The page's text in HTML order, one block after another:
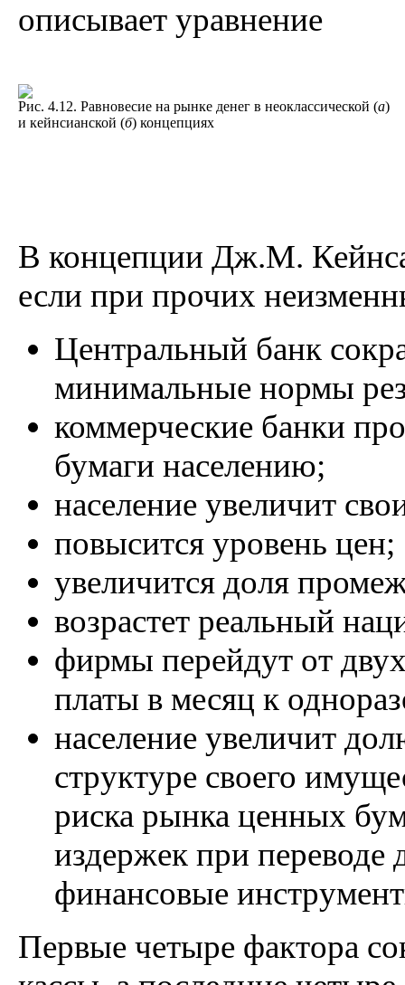
описывает уравнение
Рис. 4.12. Равновесие на рынке денег в неоклассической (а)
и кейнсианской (б) концепциях
В концепции Дж.М.
если при прочих
Центральный банк
минимальные нормы
коммерческие банки
бумаги населению;
население увеличит
повысится уровень цен;
увеличится доля
возрастет реальный
фирмы перейдут от
платы в месяц к
население увеличит
структуре своего
риска рынка ценных
издержек при переводе
финансовые
Первые четыре фактора